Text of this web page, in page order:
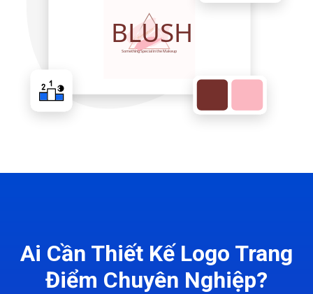
Ai Cần Thiết Kế Logo Trang
Điểm Chuyên Nghiệp?